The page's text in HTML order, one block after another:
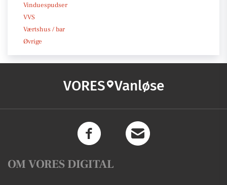
Vinduespudser
VVS
Værtshus / bar
Øvrige
VORES Vanløse
OM VORES DIGITAL